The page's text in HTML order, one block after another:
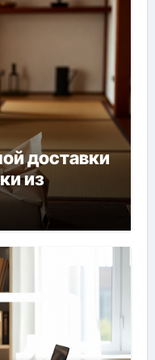
доставки
из